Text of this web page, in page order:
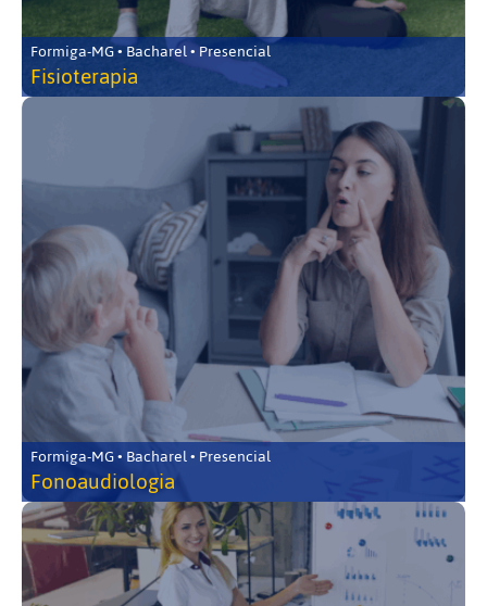
Formiga-MG • Bacharel • Presencial
Fisioterapia
Formiga-MG • Bacharel • Presencial
Fonoaudiologia